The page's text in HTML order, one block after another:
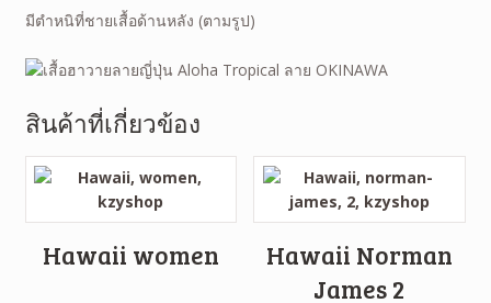
มีตำหนิที่ชายเสื้อด้านหลัง (ตามรูป)
สินค้าที่เกี่ยวข้อง
Hawaii women
Hawaii Norman
James 2